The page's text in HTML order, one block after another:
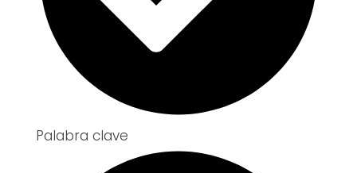
Palabra clave